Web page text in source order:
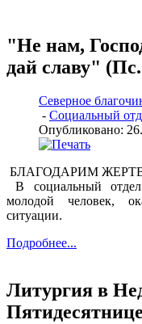
"Не нам,
дай славу"
Северное
- Социальный
Опубликовано:
БЛАГОДАРИМ
В социальный отдел
молодой человек,
ситуации.
Подробнее...
Литургия в
Пятидесятнице